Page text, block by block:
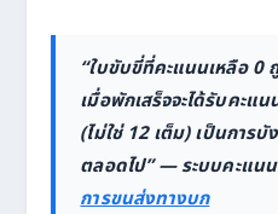
“ใบขับขี่ที่คะแนนเหลือ 0
เมื่อพักเสร็จจะได้รับคะแ
(ไม่ใช่ 12 เต็ม) เป็นการบั
ตลอดไป” — ระบบคะแน
การขนส่งทางบก